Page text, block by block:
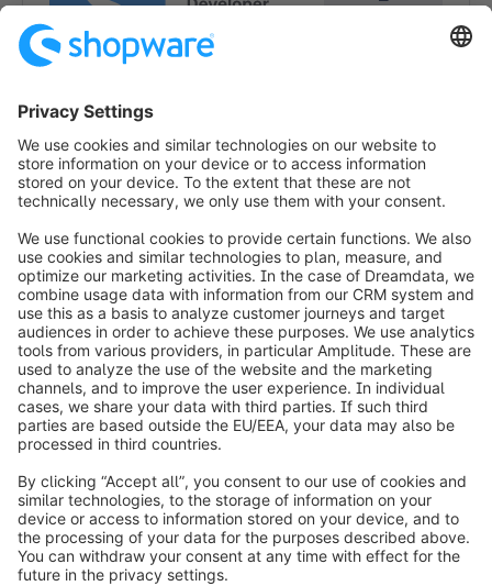
info@shopware.com
Informazioni su Shopware
Prodotti
Soluzioni